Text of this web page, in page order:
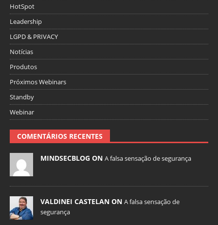
HotSpot
Leadership
LGPD & PRIVACY
Notícias
Produtos
Próximos Webinars
Standby
Webinar
COMENTÁRIOS RECENTES
MINDSECBLOG ON A falsa sensação de segurança
VALDINEI CASTELAN ON A falsa sensação de
segurança